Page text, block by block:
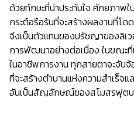
ด้วยทักษะที่น่าประทับใจ ศักยภาพ
กระตือรือร้นที่จะสร้างผลงานที่โ
จึงเป็นตัวแทนของปรัชญาของลิเ
การพัฒนาอย่างต่อเนื่อง ในขณะที่
ในอาชีพการงาน ทุกสายตาจะจับ
ที่จะสร้างตำนานแห่งความสำเร็จ
อันเป็นสัญลักษณ์ของสโมสรฟุตบ